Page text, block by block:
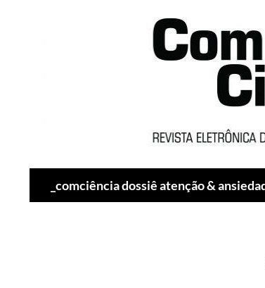
_comciência dossiê atenção &